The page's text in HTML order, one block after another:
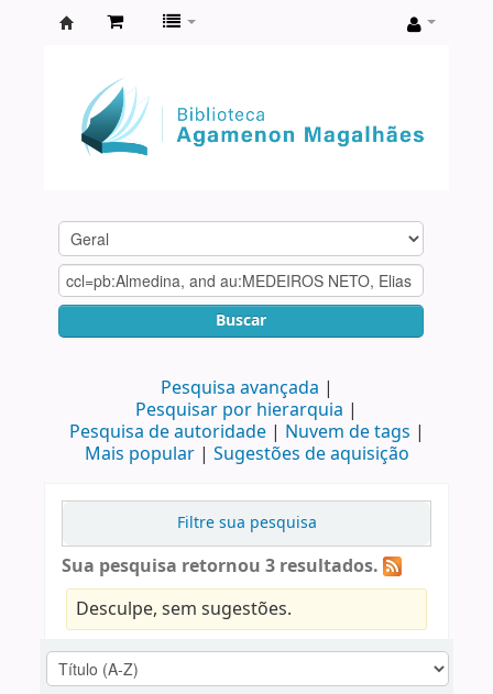
Agamenon
Magalhães
Buscar
Pesquisa avançada
Pesquisar por hierarquia
Pesquisa de autoridade
Nuvem de tags
Mais popular
Sugestões de aquisição
Filtre sua pesquisa
Sua pesquisa retornou 3 resultados.
Desculpe, sem sugestões.